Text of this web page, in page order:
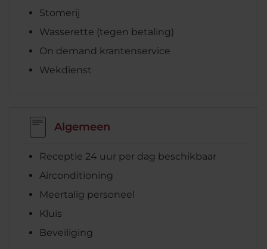
Stomerij
Wasserette (tegen betaling)
On demand krantenservice
Wekdienst
Algemeen
Receptie 24 uur per dag beschikbaar
Airconditioning
Meertalig personeel
Kluis
Beveiliging